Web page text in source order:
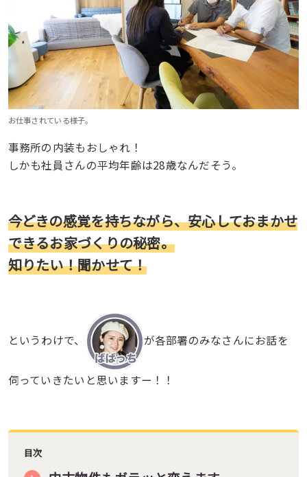
お仕事されている様子。
事務所の内装もおしゃれ！
しかも社員さんの平均年齢は28歳なんだそう。
今どきの感覚を持ちながら、安心しておまかせ
できるお家づくりの秘密。
知りたい！聞かせて！
というわけで、 が各部署のみなさんにお話を
伺っていきたいと思いますー！！
目次